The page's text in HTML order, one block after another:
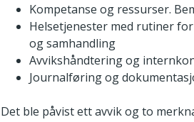
Kompetanse og ressurser.
Helsetjenester med rutiner
og samhandling
Avvikshåndtering og
Journalføring og
Det ble påvist ett avvik og to